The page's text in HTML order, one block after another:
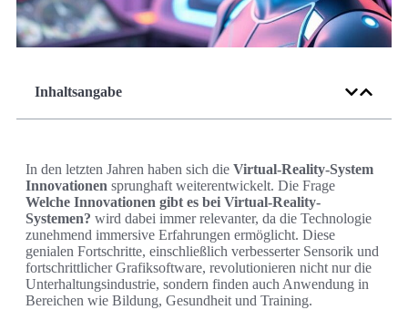
Inhaltsangabe
In den letzten Jahren haben sich die Virtual-Reality-System
Innovationen sprunghaft weiterentwickelt. Die Frage
Welche Innovationen gibt es bei Virtual-Reality-
Systemen? wird dabei immer relevanter, da die Technologie
zunehmend immersive Erfahrungen ermöglicht. Diese
genialen Fortschritte, einschließlich verbesserter Sensorik und
fortschrittlicher Grafiksoftware, revolutionieren nicht nur die
Unterhaltungsindustrie, sondern finden auch Anwendung in
Bereichen wie Bildung, Gesundheit und Training.